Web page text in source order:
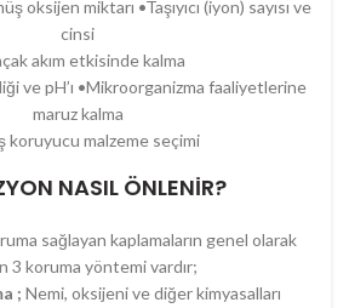
oksijen miktarı •Taşıyıcı (iyon) sayısı ve
cinsi
akım etkisinde kalma
ve pH’ı •Mikroorganizma faaliyetlerine
maruz kalma
koruyucu malzeme seçimi
NASIL ÖNLENİR?
sağlayan kaplamaların genel olarak
3 koruma yöntemi vardır;
; Nemi, oksijeni ve diğer kimyasalları